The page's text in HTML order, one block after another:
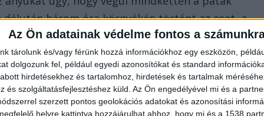
Az Ön adatainak védelme fontos a
tárolunk és/vagy férünk hozzá információkhoz egy eszközön,
dolgozunk fel, például egyedi azonosítókat és standard
hirdetésekhez és tartalomhoz, hirdetések és tartalmak
és szolgáltatásfejlesztéshez küld. Az Ön engedélyével mi és a
szerzett pontos geolokációs adatokat és azonosítási
helyre kattintva hozzájárulhat ahhoz, hogy mi és a 1538
három óra környékén történt az eset, a
szemtanúját, aki megrázó dolgokat mesélt